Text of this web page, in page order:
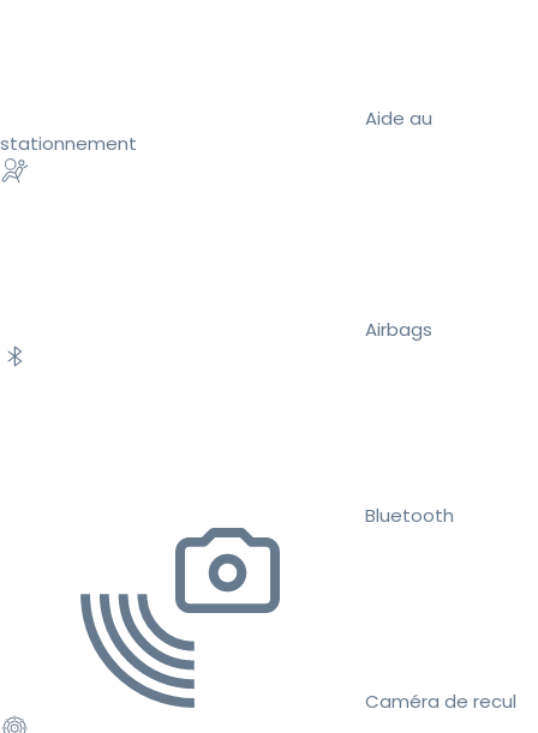
Aide au
stationnement
Airbags
Bluetooth
Caméra de recul